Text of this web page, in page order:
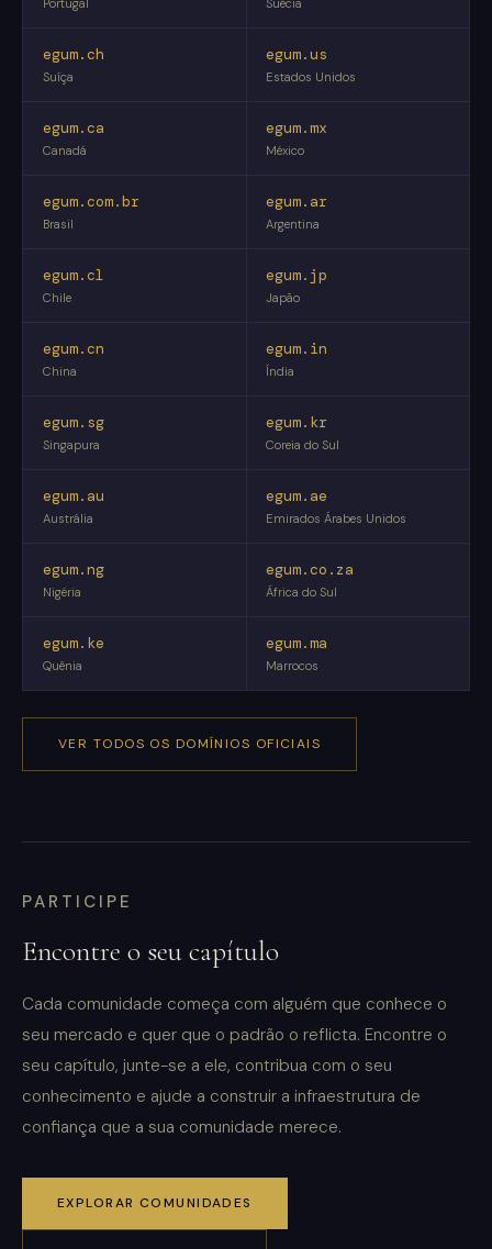
egum.ch
Suíça
egum.us
Estados Unidos
egum.ca
Canadá
egum.mx
México
egum.com.br
Brasil
egum.ar
Argentina
egum.cl
Chile
egum.jp
Japão
egum.cn
China
egum.in
Índia
egum.sg
Singapura
egum.kr
Coreia do Sul
egum.au
Austrália
egum.ae
Emirados Árabes Unidos
egum.ng
Nigéria
egum.co.za
África do Sul
egum.ke
Quênia
egum.ma
Marrocos
VER TODOS OS DOMÍNIOS OFICIAIS
PARTICIPE
Encontre o seu capítulo
Cada comunidade começa com alguém que conhece o
seu mercado e quer que o padrão o reflicta. Encontre o
seu capítulo, junte-se a ele, contribua com o seu
conhecimento e ajude a construir a infraestrutura de
confiança que a sua comunidade merece.
EXPLORAR COMUNIDADES